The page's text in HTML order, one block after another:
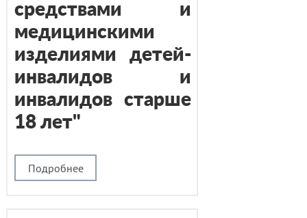
Подробнее
средствами и
медицинскими
изделиями детей-
инвалидов и
инвалидов старше
18 лет"